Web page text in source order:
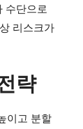
수단으로
리스크가
략
이고 분할